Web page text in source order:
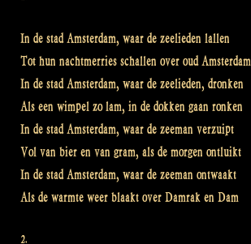
In de stad Amsterdam, waar de zeelieden lallen
Tot hun nachtmerries schallen over oud Amsterdam
In de stad Amsterdam, waar de zeelieden, dronken
Als een wimpel zo lam, in de dokken gaan ronken
In de stad Amsterdam, waar de zeeman verzuipt
Vol van bier en van gram, als de morgen ontluikt
In de stad Amsterdam, waar de zeeman ontwaakt
Als de warmte weer blaakt over Damrak en Dam
2.